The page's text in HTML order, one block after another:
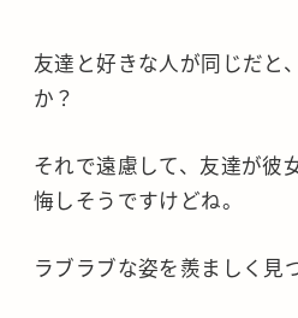
友達と好きな人が同じだと
か？
それで遠慮して、友達が彼
悔しそうですけどね。
ラブラブな姿を羨ましく見